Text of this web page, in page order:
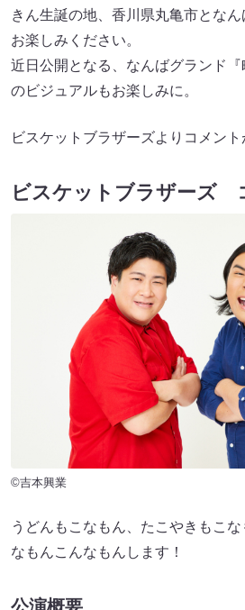
きん生誕の地、香川県丸亀市とな
お楽しみください。
近日公開となる、なんばグランド『
のビジュアルもお楽しみに。
ビスケットブラザーズよりコメント
ビスケットブラザーズ
©吉本興業
うどんもこなもん、たこやきもこ
なもんこんなもんします！